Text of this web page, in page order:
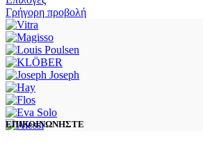
Γρήγορη προβολή
ΕΠΙΚΟΙΝΩΝΗΣΤΕ